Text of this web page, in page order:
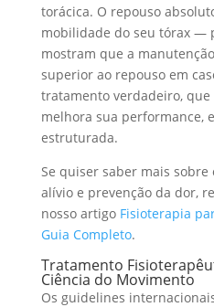
torácica. O repouso
mobilidade do seu tórax —
mostram que a
superior ao repouso em
tratamento verdadeiro,
melhora sua performance,
estruturada.
Se quiser saber mais
alívio e prevenção da dor,
nosso artigo Fisioterapia
Guia Completo.
Tratamento
Ciência do Movimento
Os guidelines